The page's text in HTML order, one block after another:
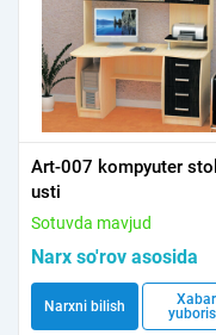
Art-007 kompyuter stol
usti
Sotuvda mavjud
Narx so'rov asosida
Narxni bilish
Xabar